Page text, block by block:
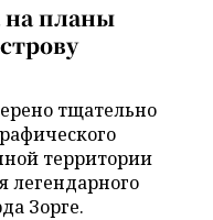
на планы
тщательно
территории
легендарного
Зорге.